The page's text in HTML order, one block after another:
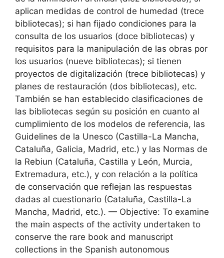
aplican medidas de control de humedad (trece
bibliotecas); si han fijado condiciones para la
consulta de los usuarios (doce bibliotecas) y
requisitos para la manipulación de las obras por
los usuarios (nueve bibliotecas); si tienen
proyectos de digitalización (trece bibliotecas) y
planes de restauración (dos bibliotecas), etc.
También se han establecido clasificaciones de
las bibliotecas según su posición en cuanto al
cumplimiento de los modelos de referencia, las
Guidelines de la Unesco (Castilla-La Mancha,
Cataluña, Galicia, Madrid, etc.) y las Normas de
la Rebiun (Cataluña, Castilla y León, Murcia,
Extremadura, etc.), y con relación a la política
de conservación que reflejan las respuestas
dadas al cuestionario (Cataluña, Castilla-La
Mancha, Madrid, etc.). — Objective: To examine
the main aspects of the activity undertaken to
conserve the rare book and manuscript
collections in the Spanish autonomous